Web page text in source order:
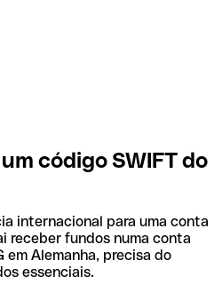
código SWIFT do
internacional para uma conta
receber fundos numa conta
em Alemanha, precisa do
essenciais.